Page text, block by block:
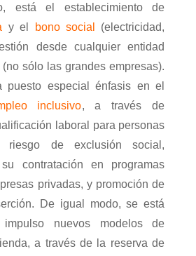
está el establecimiento de
y el bono social
(electricidad,
desde cualquier entidad
sólo las grandes empresas).
puesto especial énfasis en el
inclusivo, a través de
laboral para personas
de exclusión social,
contratación en programas
privadas, y promoción de
De igual modo, se está
nuevos modelos de
a través de la reserva de